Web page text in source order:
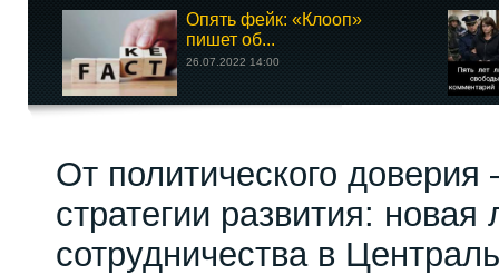
Опять фейк: «Клооп»
пишет об...
26.07.2022 14:00
От политического
стратегии развития: новая
сотрудничества в